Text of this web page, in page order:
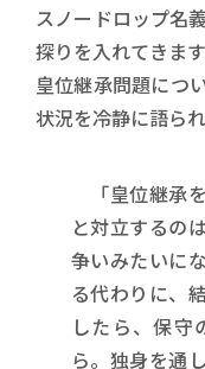
スノードロップ名
探りを入れてきます
皇位継承問題につ
状況を冷静に語ら
「皇位継承
と対立するの
争いみたいに
る代わりに、
したら、保守
ら。独身を通